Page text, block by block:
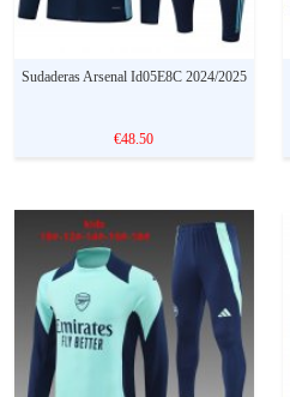
Sudaderas Arsenal Id05E8C 2024/2025
€48.50